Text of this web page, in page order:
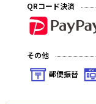
QRコード決済
その他
郵便振替